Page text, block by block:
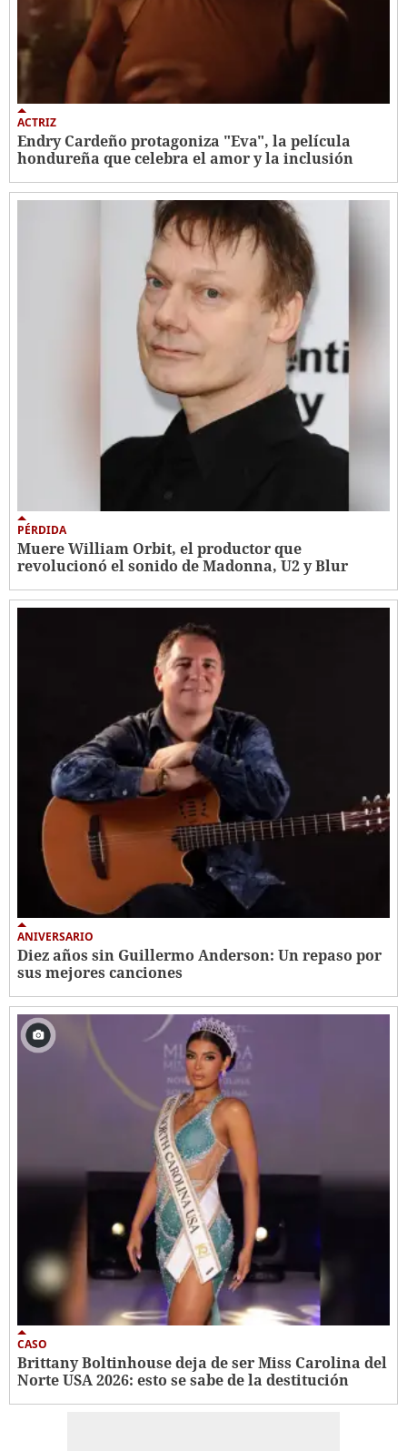
ACTRIZ
Endry Cardeño protagoniza "Eva", la película
hondureña que celebra el amor y la inclusión
PÉRDIDA
Muere William Orbit, el productor que
revolucionó el sonido de Madonna, U2 y Blur
ANIVERSARIO
Diez años sin Guillermo Anderson: Un repaso por
sus mejores canciones
CASO
Brittany Boltinhouse deja de ser Miss Carolina del
Norte USA 2026: esto se sabe de la destitución